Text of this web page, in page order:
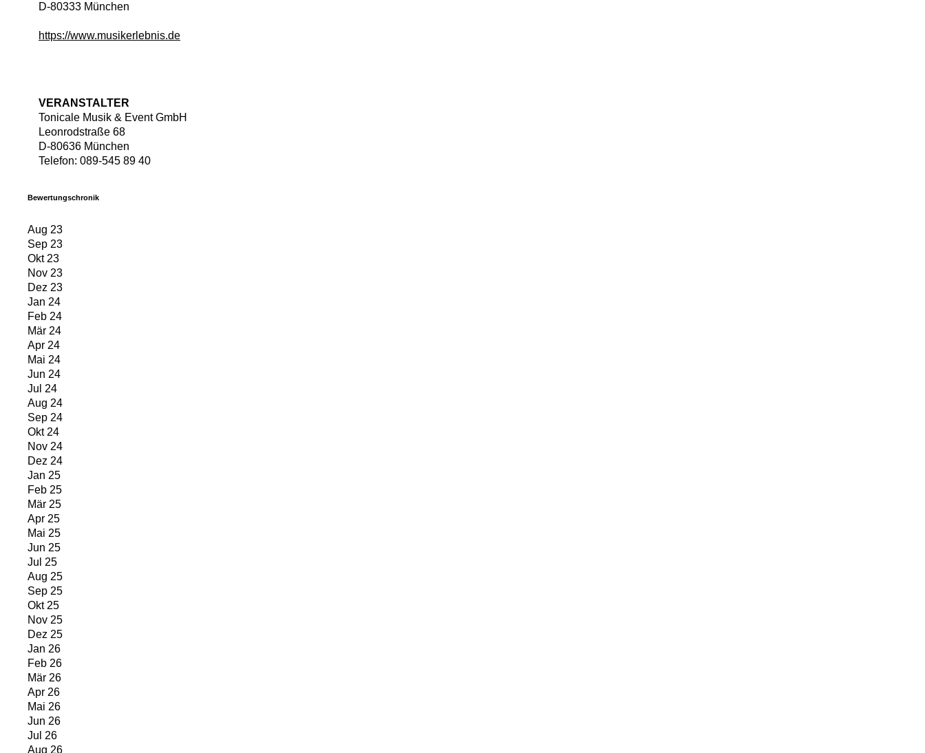
D-80333 München
https://www.musikerlebnis.de
VERANSTALTER
Tonicale Musik & Event GmbH
Leonrodstraße 68
D-80636 München
Telefon: 089-545 89 40
Bewertungschronik
Aug 23
Sep 23
Okt 23
Nov 23
Dez 23
Jan 24
Feb 24
Mär 24
Apr 24
Mai 24
Jun 24
Jul 24
Aug 24
Sep 24
Okt 24
Nov 24
Dez 24
Jan 25
Feb 25
Mär 25
Apr 25
Mai 25
Jun 25
Jul 25
Aug 25
Sep 25
Okt 25
Nov 25
Dez 25
Jan 26
Feb 26
Mär 26
Apr 26
Mai 26
Jun 26
Jul 26
Aug 26